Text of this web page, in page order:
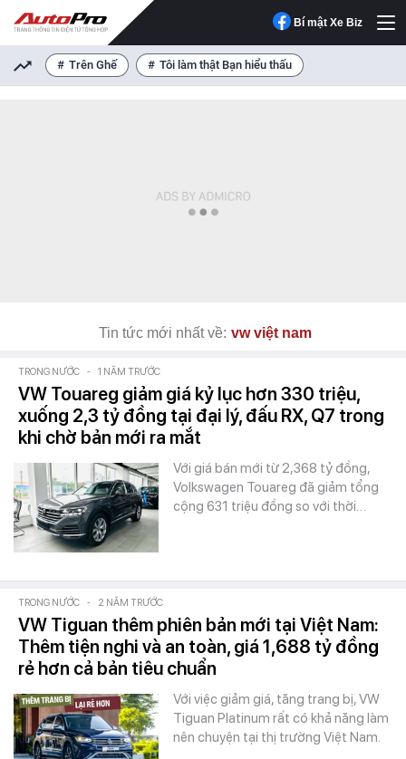
Bí mật Xe Biz
Trên Ghế Tôi làm thật Bạn hiểu thấu
Tin tức mới nhất về: vw việt nam
TRONG NƯỚC - 1 NĂM TRƯỚC
VW Touareg giảm giá kỷ lục hơn 330 triệu,
xuống 2,3 tỷ đồng tại đại lý, đấu RX, Q7 trong
khi chờ bản mới ra mắt
Với giá bán mới từ 2,368 tỷ đồng,
Volkswagen Touareg đã giảm tổng
cộng 631 triệu đồng so với thời…
TRONG NƯỚC - 2 NĂM TRƯỚC
VW Tiguan thêm phiên bản mới tại Việt Nam:
Thêm tiện nghi và an toàn, giá 1,688 tỷ đồng
rẻ hơn cả bản tiêu chuẩn
Với việc giảm giá, tăng trang bị, VW
Tiguan Platinum rất có khả năng làm
nên chuyện tại thị trường Việt Nam.